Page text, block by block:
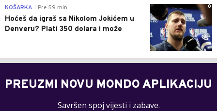
0
KOŠARKA Pre 59 min
Hoćeš da igraš sa Nikolom Jokićem u
Denveru? Plati 350 dolara i može
PREUZMI NOVU MONDO APLIKACIJU
Savršen spoj vijesti i zabave.